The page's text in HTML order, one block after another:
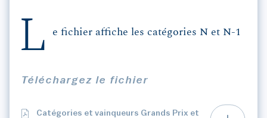
L e fichier affiche les catégories N et N-1
Téléchargez le fichier
Catégories et vainqueurs Grands Prix et